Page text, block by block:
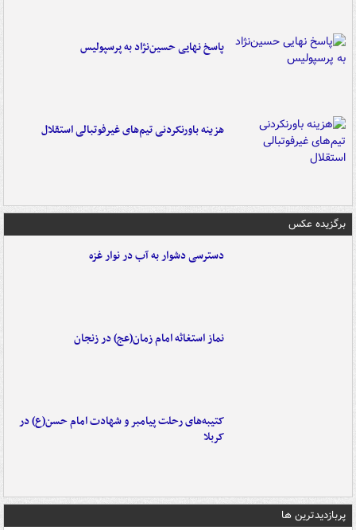
پاسخ نهایی حسین‌نژاد به پرسپولیس
هزینه باورنکردنی تیم‌های غیرفوتبالی استقلال
برگزیده عکس
دسترسی دشوار به آب در نوار غزه
نماز استغاثه امام زمان(عج) در زنجان
کتیبه‌های رحلت پیامبر و شهادت امام حسن(ع) در
کربلا
پربازدیدترین ها